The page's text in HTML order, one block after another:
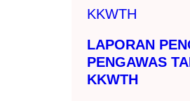
LAPORAN
PENGAWAS
KKWTH